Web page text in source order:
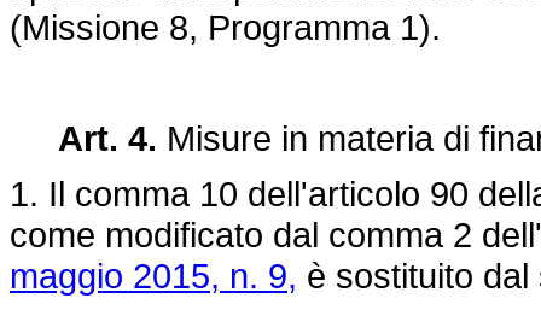
(Missione 8, Programma 1).
Art. 4. Misure in materia di
1. Il comma 10 dell'articolo 90
come modificato dal comma 2
maggio 2015, n. 9, è sostituito dal